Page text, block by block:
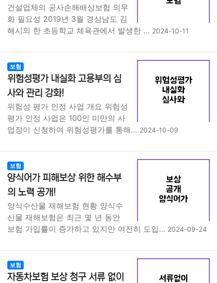
건설업체의 공사손해배상보험 의무
화 필요성 2019년 3월 경상남도 김
해시의 한 초등학교 체육관에서 발생한 … 2024-10-11
보험
위험성평가 내실화 고용부의 심
사와 관리 강화!
위험성 평가 인정 사업 개요 위험성
평가 인정 사업은 100인 미만의 사
업장이 신청하여 위험성평가를 통해… 2024-10-09
보험
양식어가 피해보상 위한 해수부
의 노력 공개!
양식수산물 재해보험 현황 양식수
산물 재해보험은 최근 몇 년 동안
보험 가입률이 증가하고 있지만 여전히 도입… 2024-09-24
보험
자동차보험 보상 청구 서류 없이